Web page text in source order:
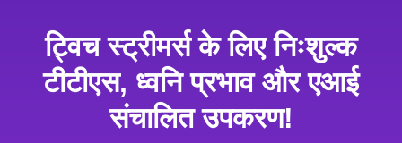
ट्विच स्ट्रीमर्स के लिए निःशुल्क
टीटीएस, ध्वनि प्रभाव और एआई
संचालित उपकरण!